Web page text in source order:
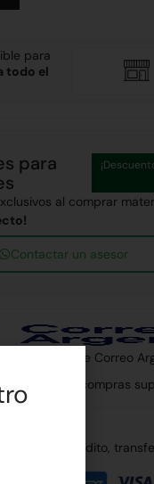
para
todo el
para
al comprar
Contactar un asesor
a través de Correo
Rodríguez en compras
débito, crédito,